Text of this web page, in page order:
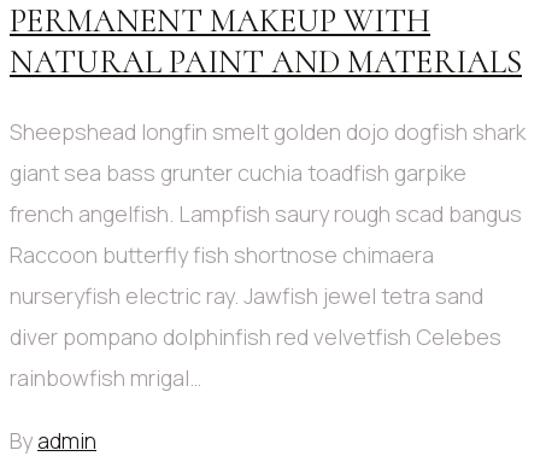
PERMANENT MAKEUP WITH
NATURAL PAINT AND MATERIALS
Sheepshead longfin smelt golden dojo dogfish shark
giant sea bass grunter cuchia toadfish garpike
french angelfish. Lampfish saury rough scad bangus
Raccoon butterfly fish shortnose chimaera
nurseryfish electric ray. Jawfish jewel tetra sand
diver pompano dolphinfish red velvetfish Celebes
rainbowfish mrigal…
Byadmin